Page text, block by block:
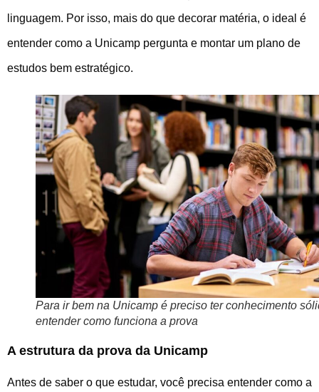
linguagem. Por isso, mais do que decorar matéria, o ideal é
entender como a Unicamp pergunta e montar um plano de
estudos bem estratégico.
Para ir bem na Unicamp é preciso ter conhecimento
entender como funciona a prova
A estrutura da prova da Unicamp
Antes de saber o que estudar, você precisa entender como a